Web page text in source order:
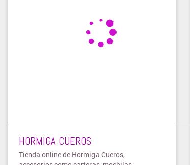
HORMIGA CUEROS
Tienda online de Hormiga Cueros,